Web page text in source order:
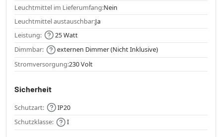
Leuchtmittel im Lieferumfang:Nein
Leuchtmittel austauschbar:Ja
Leistung:
25 Watt
Dimmbar:
externen Dimmer (Nicht Inklusive)
Stromversorgung:230 Volt
Sicherheit
Schutzart:
IP20
Schutzklasse:
I